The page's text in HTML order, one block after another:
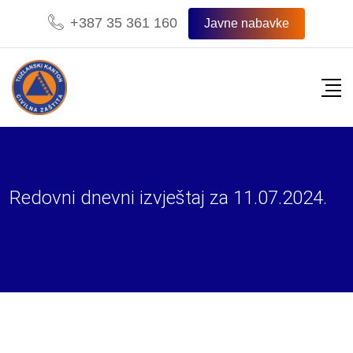
content
+387 35 361 160 Javne nabavke
Redovni dnevni izvještaj za 11.07.2024.